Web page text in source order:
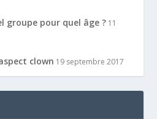
groupe pour quel âge ? 11
clown 19 septembre 2017